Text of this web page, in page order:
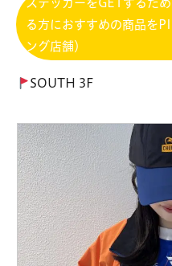
ステッカーをGETするた
る方におすすめの商品を
ング店舗）
SOUTH 3F